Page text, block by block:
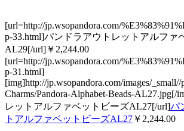
[url=http://jp.wsopandora.com/
p-33.html]パンドラアウトレットアルファ
AL29[/url]￥2,244.00
[url=http://jp.wsopandora.com/
p-31.html]
[img]http://jp.wsopandora.com/images/
Charms/Pandora-Alphabet-Beads-AL27.jpg[/
レットアルファベットビーズAL27[/url]パ
トアルファベットビーズAL27 ￥2,244.00